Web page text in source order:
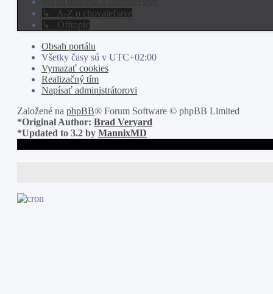
↳ A-Z o chovateľstve
↳ Offtopic
Obsah portálu
Všetky časy sú v UTC+02:00
Vymazať cookies
Realizačný tím
Napísať administrátorovi
Založené na phpBB® Forum Software © phpBB Limited
*Original Author: Brad Veryard
*Updated to 3.2 by MannixMD